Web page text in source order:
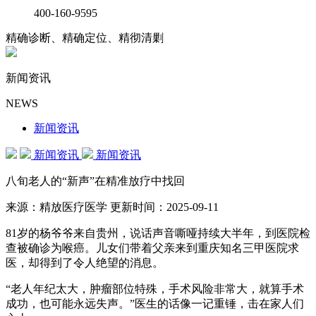
400-160-9595
精确诊断、精确定位、精彻清剿
新闻资讯
NEWS
新闻资讯
新闻资讯 新闻资讯
八旬老人的“新声”在精准放疗中找回
来源：精放医疗医学 更新时间：2025-09-11
81岁的杨爷爷来自贵州，说话声音嘶哑持续大半年，到医院检
查被确诊为喉癌。儿女们带着父亲来到重庆知名三甲医院求
医，却得到了令人绝望的消息。
“老人年纪太大，肿瘤部位特殊，手术风险非常大，就算手术
成功，也可能永远失声。”医生的话像一记重锤，击在家人们